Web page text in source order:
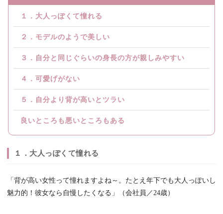
１．大人っぽくて憧れる
２．モデルのようで美しい
３．自分と同じぐらいの身長の方が親しみやすい
４．可愛げがない
５．自分より背が高いとツラい
良いところも悪いところもある
１．大人っぽくて憧れる
「背が高い女性って憧れますよね～。たとえ年下でも大人っぽいし
魅力的！彼女なら自慢したくなる」（会社員／24歳）